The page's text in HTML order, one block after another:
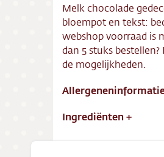
Melk chocolade
bloempot en tekst:
webshop voorraad is
dan 5 stuks
de mogelijkheden.
Ingrediënten +